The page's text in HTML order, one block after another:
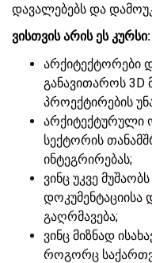
დავალებებს და
ვისთვისარის ეს კურსი:
არქიტექტორები
განავითაროს
პროექტირების
არქიტექტურული
სექტორის
ინტეგრირებას;
ვინც უკვე
დოკუმენტაციისა
გაღრმავება;
ვინც მიზნად
როგორც